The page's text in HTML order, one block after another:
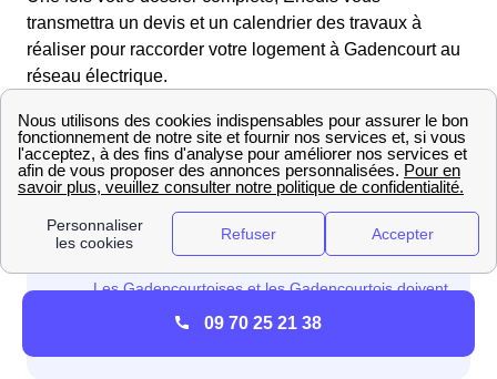
transmettra un devis et un calendrier des travaux à
réaliser pour raccorder votre logement à Gadencourt au
réseau électrique.
09 70 25 21 38